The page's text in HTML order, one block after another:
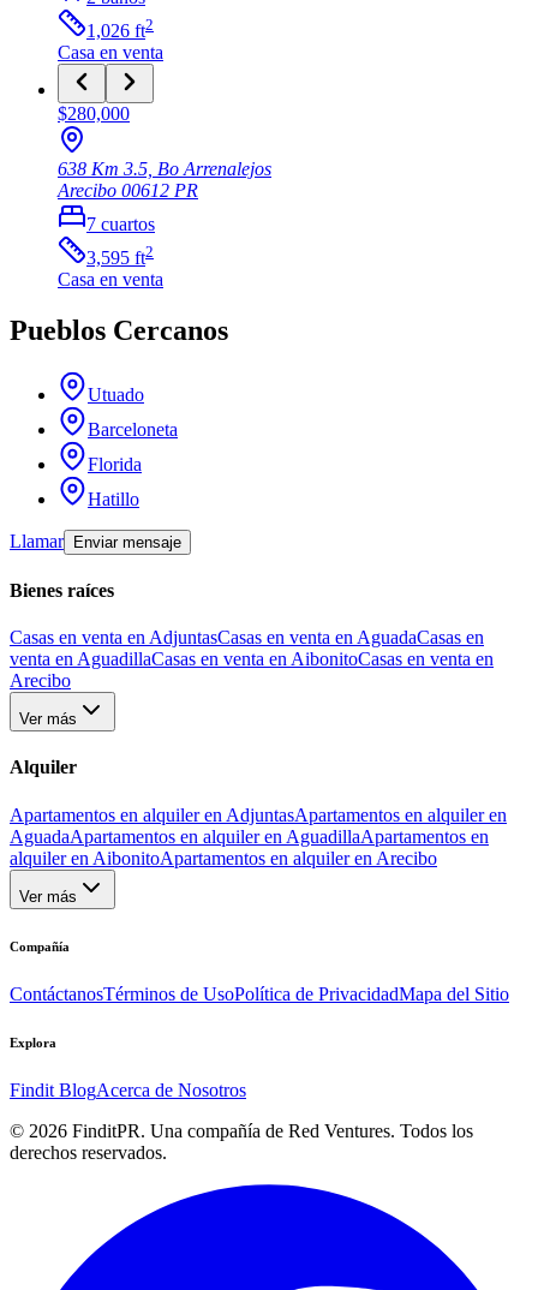
1,026 ft2
Casa en venta
$280,000
638 Km 3.5, Bo Arrenalejos
Arecibo 00612 PR
7 cuartos
3,595 ft2
Casa en venta
Pueblos Cercanos
Utuado
Barceloneta
Florida
Hatillo
Llamar Enviar mensaje
Bienes raíces
Casas en venta en AdjuntasCasas en venta en AguadaCasas en
venta en AguadillaCasas en venta en AibonitoCasas en venta en
Arecibo
Ver más
Alquiler
Apartamentos en alquiler en AdjuntasApartamentos en alquiler en
AguadaApartamentos en alquiler en AguadillaApartamentos en
alquiler en AibonitoApartamentos en alquiler en Arecibo
Ver más
Compañía
ContáctanosTérminos de UsoPolítica de PrivacidadMapa del Sitio
Explora
Findit BlogAcerca de Nosotros
© 2026 FinditPR. Una compañía de Red Ventures. Todos los
derechos reservados.